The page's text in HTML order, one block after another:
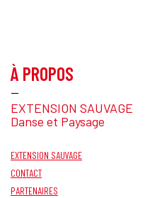
À PROPOS
—
EXTENSION SAUVAGE
Danse et Paysage
EXTENSION SAUVAGE
CONTACT
PARTENAIRES